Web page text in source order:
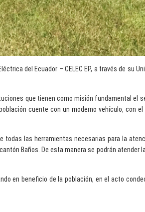
del Ecuador – CELEC EP, a través de su
que tienen como misión fundamental el
cuente con un moderno vehículo, con
las herramientas necesarias para la
Baños. De esta manera se podrán atender
en beneficio de la población, en el acto